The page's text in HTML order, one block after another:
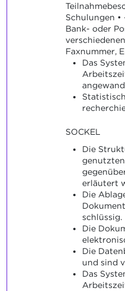
Schulungen
Bank- oder
Faxnummer,
Das
SOCKEL
Die
erläutert
Die
schlüssig.
Die
Die
und sind
Das